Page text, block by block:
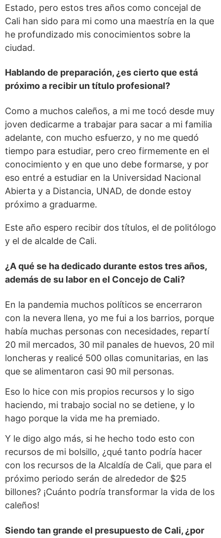
Estado, pero estos tres años como concejal de
Cali han sido para mi como una maestría en la que
he profundizado mis conocimientos sobre la
ciudad.
Hablando de preparación, ¿es cierto que está
próximo a recibir un título profesional?
Como a muchos caleños, a mi me tocó desde muy
joven dedicarme a trabajar para sacar a mi familia
adelante, con mucho esfuerzo, y no me quedó
tiempo para estudiar, pero creo firmemente en el
conocimiento y en que uno debe formarse, y por
eso entré a estudiar en la Universidad Nacional
Abierta y a Distancia, UNAD, de donde estoy
próximo a graduarme.
Este año espero recibir dos títulos, el de politólogo
y el de alcalde de Cali.
¿A qué se ha dedicado durante estos tres años,
además de su labor en el Concejo de Cali?
En la pandemia muchos políticos se encerraron
con la nevera llena, yo me fui a los barrios, porque
había muchas personas con necesidades, repartí
20 mil mercados, 30 mil panales de huevos, 20 mil
loncheras y realicé 500 ollas comunitarias, en las
que se alimentaron casi 90 mil personas.
Eso lo hice con mis propios recursos y lo sigo
haciendo, mi trabajo social no se detiene, y lo
hago porque la vida me ha premiado.
Y le digo algo más, si he hecho todo esto con
recursos de mi bolsillo, ¿qué tanto podría hacer
con los recursos de la Alcaldía de Cali, que para el
próximo periodo serán de alrededor de $25
billones? ¡Cuánto podría transformar la vida de los
caleños!
Siendo tan grande el presupuesto de Cali, ¿por